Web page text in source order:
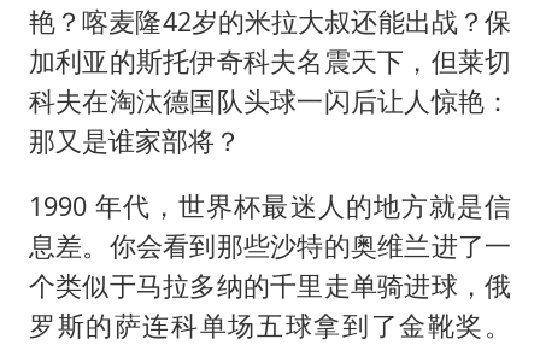
艳？喀麦隆42岁的米拉大叔还能出战？保
加利亚的斯托伊奇科夫名震天下，但莱切
科夫在淘汰德国队头球一闪后让人惊艳：
那又是谁家部将？
1990 年代，世界杯最迷人的地方就是信
息差。你会看到那些沙特的奥维兰进了一
个类似于马拉多纳的千里走单骑进球，俄
罗斯的萨连科单场五球拿到了金靴奖。